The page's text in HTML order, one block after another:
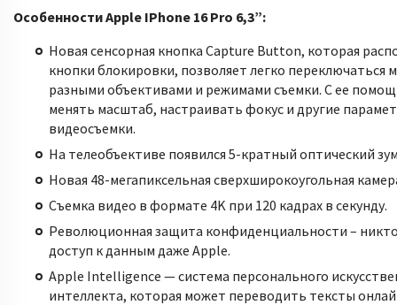
Особенности Apple IPhone 16 Pro 6,3”:
Новая сенсорная кнопка Capture Button, которая
кнопки блокировки, позволяет легко переключаться
разными объективами и режимами съемки. С ее
менять масштаб, настраивать фокус и другие
видеосъемки.
На телеобъективе появился 5-кратный оптический
Новая 48-мегапиксельная сверхширокоугольная
Съемка видео в формате 4K при 120 кадрах в секунду.
Революционная защита конфиденциальности –
доступ к данным даже Apple.
Apple Intelligence — система персонального
интеллекта, которая может переводить тексты